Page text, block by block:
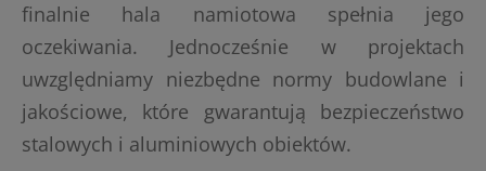
finalnie hala namiotowa spełnia jego
oczekiwania. Jednocześnie w projektach
uwzględniamy niezbędne normy budowlane i
jakościowe, które gwarantują bezpieczeństwo
stalowych i aluminiowych obiektów.